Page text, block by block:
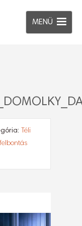
MENÜ
Téli
felbontás